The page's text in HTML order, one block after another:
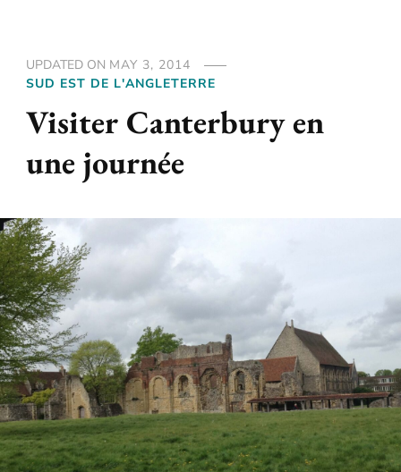
UPDATED ON MAY 3, 2014
SUD EST DE L'ANGLETERRE
Visiter Canterbury en
une journée